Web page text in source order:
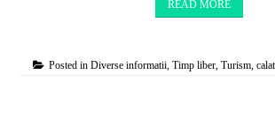
READ MORE
Posted inDiverse informatii,Timp liber,Turism,